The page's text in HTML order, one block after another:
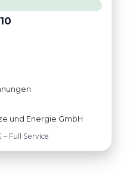
und Energie GmbH
– Full Service